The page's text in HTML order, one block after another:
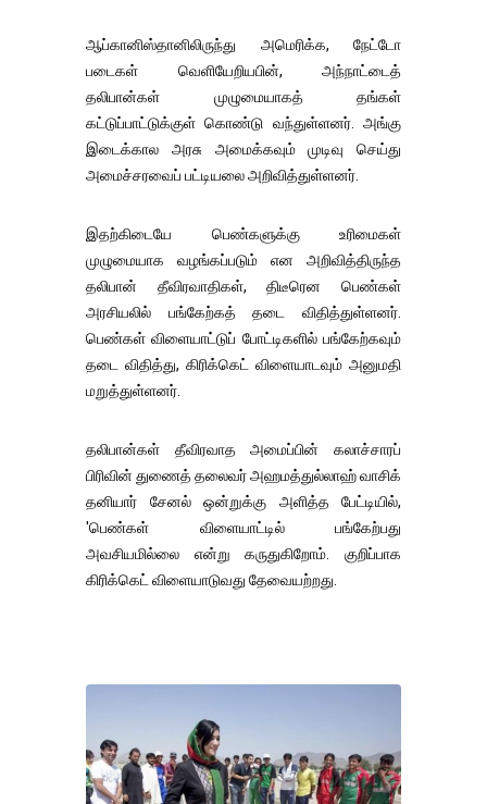
ஆப்கானிஸ்தானிலிருந்து அமெரிக்க, நேட்டோ
படைகள் வெளியேறியபின், அந்நாட்டைத்
தலிபான்கள் முழுமையாகத் தங்கள்
கட்டுப்பாட்டுக்குள் கொண்டு வந்துள்ளனர். அங்கு
இடைக்கால அரசு அமைக்கவும் முடிவு செய்து
அமைச்சரவைப் பட்டியலை அறிவித்துள்ளனர்.
இதற்கிடையே பெண்களுக்கு உரிமைகள்
முழுமையாக வழங்கப்படும் என அறிவித்திருந்த
தலிபான் தீவிரவாதிகள், திடீரென பெண்கள்
அரசியலில் பங்கேற்கத் தடை விதித்துள்ளனர்.
பெண்கள் விளையாட்டுப் போட்டிகளில் பங்கேற்கவும்
தடை விதித்து, கிரிக்கெட் விளையாடவும் அனுமதி
மறுத்துள்ளனர்.
தலிபான்கள் தீவிரவாத அமைப்பின் கலாச்சாரப்
பிரிவின் துணைத் தலைவர் அஹமத்துல்லாஹ் வாசிக்
தனியார் சேனல் ஒன்றுக்கு அளித்த பேட்டியில்,
'பெண்கள் விளையாட்டில் பங்கேற்பது
அவசியமில்லை என்று கருதுகிறோம். குறிப்பாக
கிரிக்கெட் விளையாடுவது தேவையற்றது.